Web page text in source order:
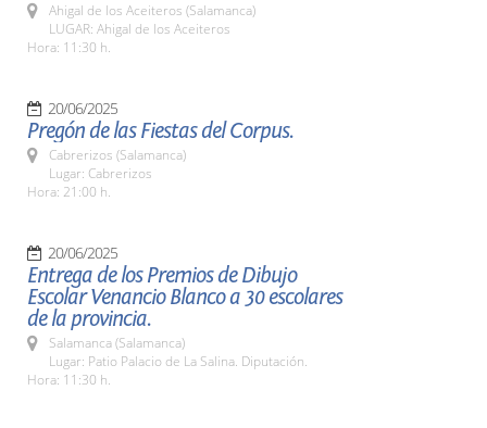
Ahigal de los Aceiteros (Salamanca)
LUGAR: Ahigal de los Aceiteros
Hora: 11:30 h.
20/06/2025
Pregón de las Fiestas del Corpus.
Cabrerizos (Salamanca)
Lugar: Cabrerizos
Hora: 21:00 h.
20/06/2025
Entrega de los Premios de Dibujo
Escolar Venancio Blanco a 30 escolares
de la provincia.
Salamanca (Salamanca)
Lugar: Patio Palacio de La Salina. Diputación.
Hora: 11:30 h.